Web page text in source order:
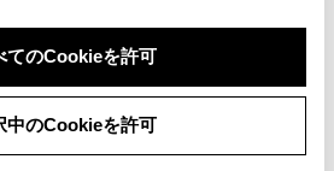
てのCookieを許可
中のCookieを許可
数ある場合とサスペンション形式などにより、ホイ
場合がございます。